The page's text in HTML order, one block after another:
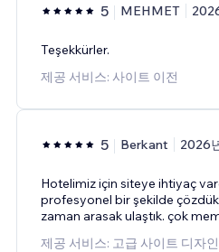
5 MEHMET
Teşekkürler.
제공 서비스: 사이트 이전
5 Berkant 2026
Hotelimiz için siteye ihtiyaç
profesyonel bir şekilde
zaman arasak ulaştık. çok
제공 서비스: 고급 사이트 디자인